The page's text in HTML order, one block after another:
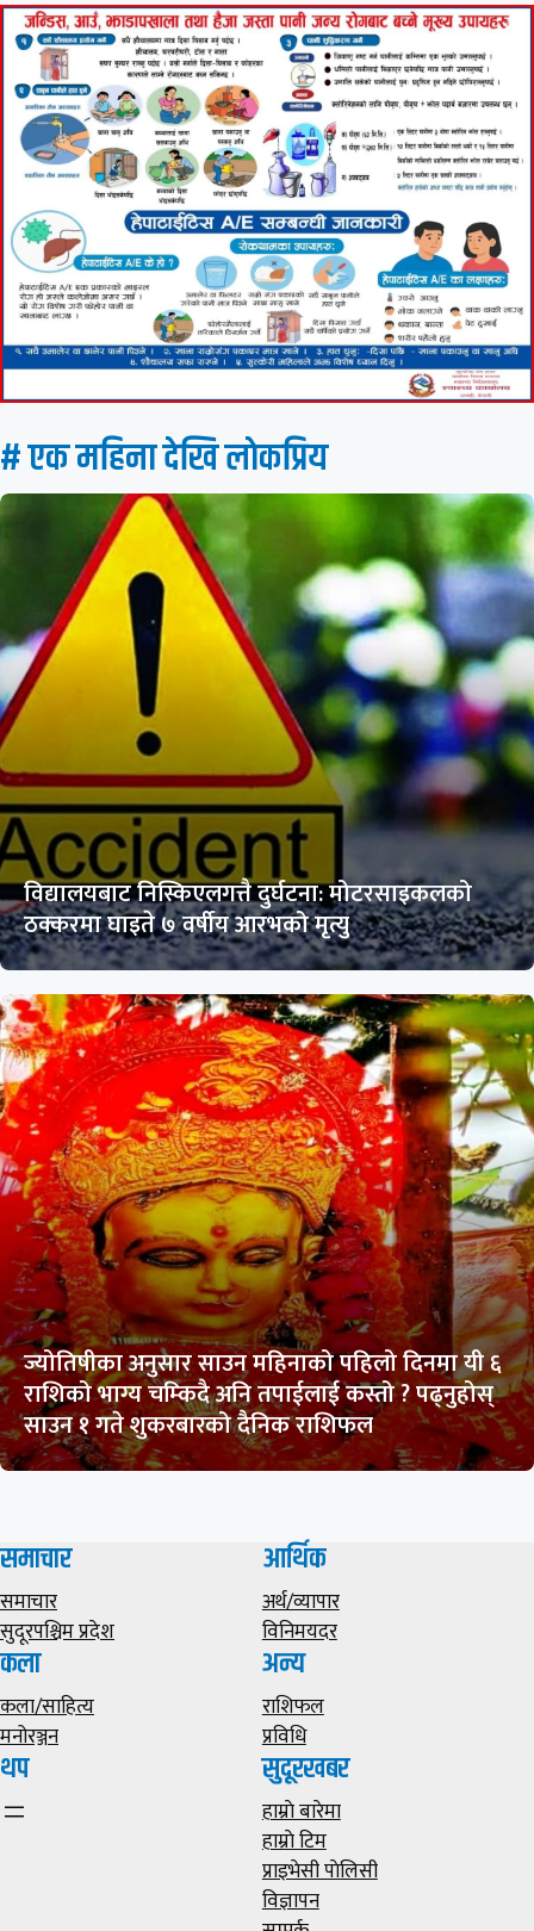
# एक महिना देखि लाेकप्रिय
विद्यालयबाट निस्किएलगत्तै दुर्घटना: मोटरसाइकलको
ठक्करमा घाइते ७ वर्षीय आरभको मृत्यु
ज्योतिषीका अनुसार साउन महिनाको पहिलो दिनमा यी ६
राशिको भाग्य चम्किदै अनि तपाईलाई कस्तो ? पढ्नुहोस्
साउन १ गते शुकरबारको दैनिक राशिफल
समाचार
समाचार
सुदूरपश्चिम प्रदेश
आर्थिक
अर्थ/व्यापार
विनिमयदर
कला
कला/साहित्य
मनोरञ्जन
अन्य
राशिफल
प्रविधि
थप सुदूरखबर
हाम्राे बारेमा
हाम्राे टिम
प्राइभेसी पाेलिसी
विज्ञापन